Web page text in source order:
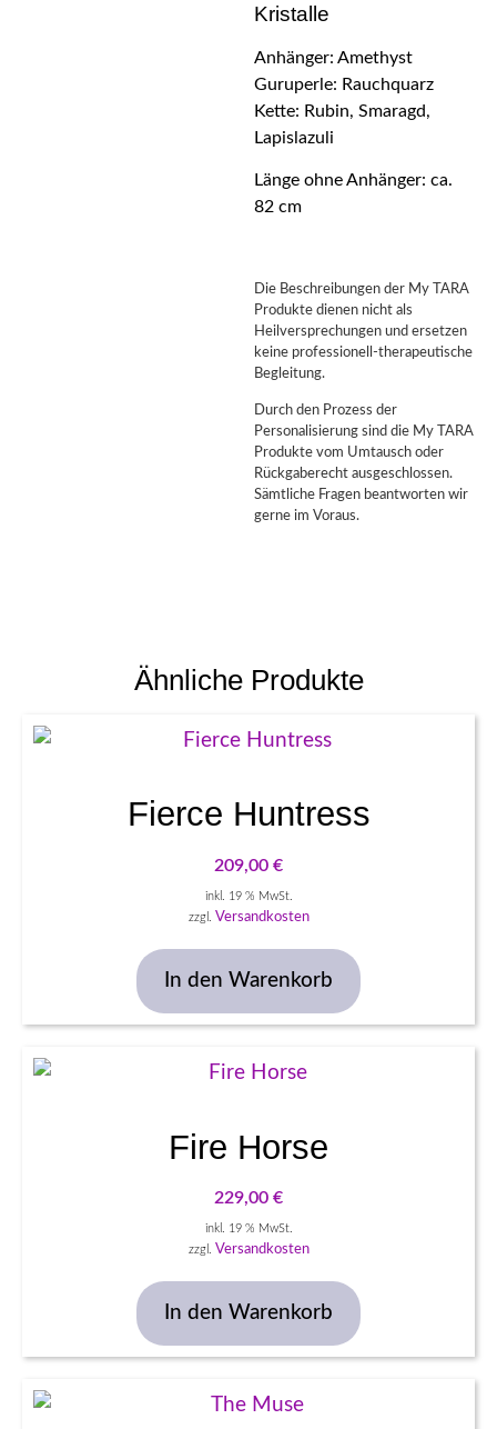
Kristalle
Anhänger: Amethyst
Guruperle: Rauchquarz
Kette: Rubin, Smaragd,
Lapislazuli
Länge ohne Anhänger: ca.
82 cm
Die Beschreibungen der My TARA
Produkte dienen nicht als
Heilversprechungen und ersetzen
keine professionell-therapeutische
Begleitung.
Durch den Prozess der
Personalisierung sind die My TARA
Produkte vom Umtausch oder
Rückgaberecht ausgeschlossen.
Sämtliche Fragen beantworten wir
gerne im Voraus.
Ähnliche Produkte
Fierce Huntress
209,00 €
inkl. 19 % MwSt.
zzgl. Versandkosten
In den Warenkorb
Fire Horse
229,00 €
inkl. 19 % MwSt.
zzgl. Versandkosten
In den Warenkorb